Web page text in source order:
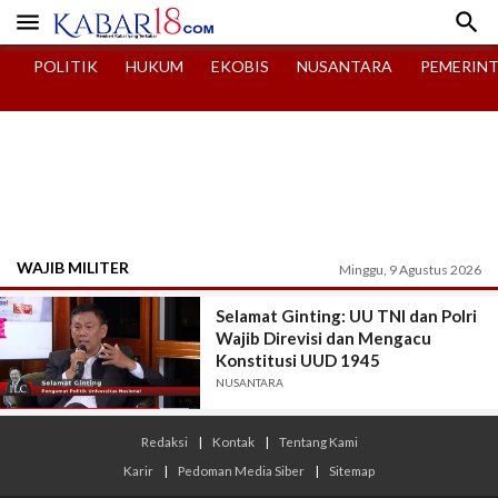
 
POLITIK HUKUM EKOBIS NUSANTARA
WAJIB MILITER Minggu, 9 Agustus 2026
Selamat Ginting: UU TNI dan Polri
Wajib Direvisi dan Mengacu
Konstitusi UUD 1945
NUSANTARA
Redaksi | Kontak |
Tentang Kami
Karir
| Pedoman Media Siber | Sitemap